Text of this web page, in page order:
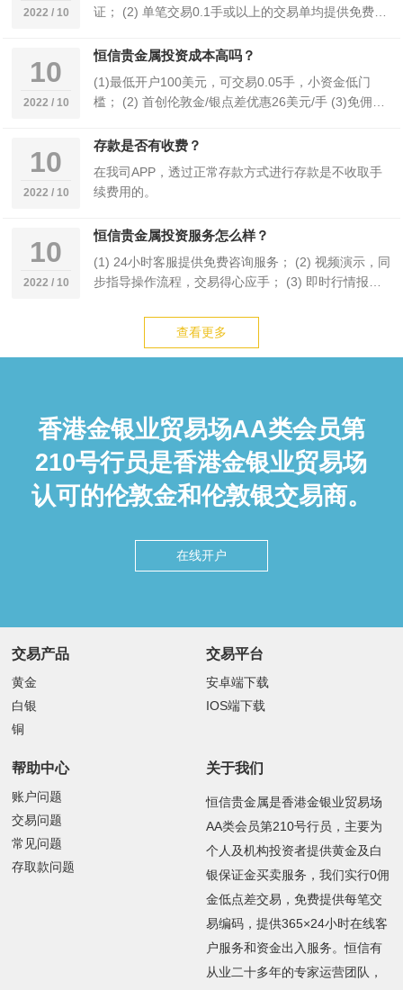
2022 / 10
证； (2) 单笔交易0.1手或以上的交易单均提供免费的
10
2022 / 10
恒信贵金属投资成本高吗？
(1)最低开户100美元，可交易0.05手，小资金低门
槛； (2) 首创伦敦金/银点差优惠26美元/手 (3)免佣
10
2022 / 10
存款是否有收费？
在我司APP，透过正常存款方式进行存款是不收取手
续费用的。
10
2022 / 10
恒信贵金属投资服务怎么样？
(1) 24小时客服提供免费咨询服务； (2) 视频演示，同
步指导操作流程，交易得心应手； (3) 即时行情报
查看更多
香港金银业贸易场AA类会员第
210号行员是香港金银业贸易场
认可的伦敦金和伦敦银交易商。
在线开户
交易产品
黄金
白银
铜
交易平台
安卓端下载
IOS端下载
帮助中心
账户问题
交易问题
常见问题
存取款问题
关于我们
恒信贵金属是香港金银业贸易场
AA类会员第210号行员，主要为
个人及机构投资者提供黄金及白
银保证金买卖服务，我们实行0佣
金低点差交易，免费提供每笔交
易编码，提供365×24小时在线客
户服务和资金出入服务。恒信有
从业二十多年的专家运营团队，